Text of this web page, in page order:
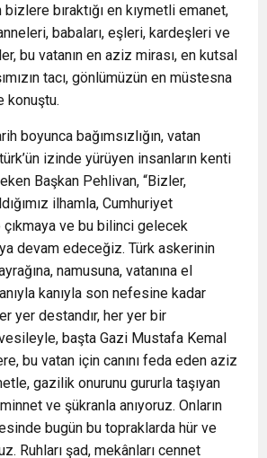
bizlere bıraktığı en kıymetli emanet,
babaları, eşleri, kardeşleri ve
bu vatanın en aziz mirası, en kutsal
tacı, gönlümüzün en müstesna
konuştu.
boyunca bağımsızlığın, vatan
izinde yürüyen insanların kenti
Başkan Pehlivan, “Bizler,
ilhamla, Cumhuriyet
ve bu bilinci gelecek
devam edeceğiz. Türk askerinin
namusuna, vatanına el
kanıyla son nefesine kadar
yer destandır, her yer bir
vesileyle, başta Gazi Mustafa Kemal
bu vatan için canını feda eden aziz
gazilik onurunu gururla taşıyan
ve şükranla anıyoruz. Onların
bugün bu topraklarda hür ve
Ruhları şad, mekânları cennet